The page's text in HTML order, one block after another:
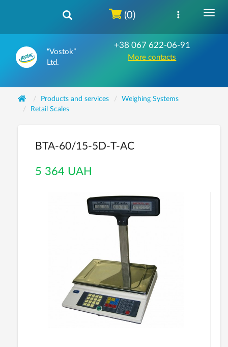
“Vostok”
Ltd.
+38 067 622-06-91
More contacts
(0)
Products and services
Weighing Systems
Retail Scales
ВТА-60/15-5D-Т-АС
5 364 UAH